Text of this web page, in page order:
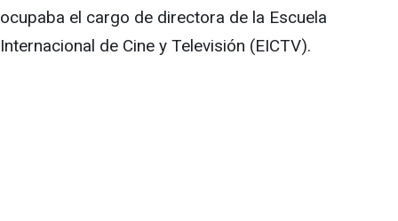
ocupaba el cargo de directora de la Escuela
Internacional de Cine y Televisión (EICTV).